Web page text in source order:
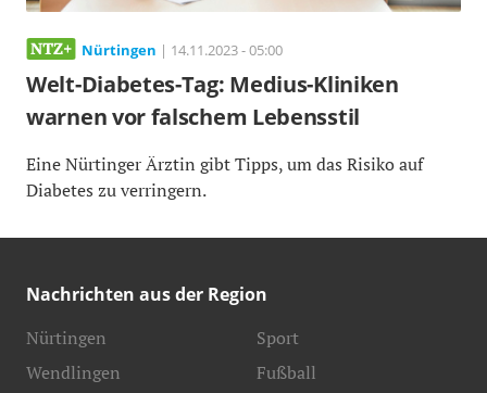
Nürtingen | 14.11.2023 - 05:00
Welt-Diabetes-Tag: Medius-Kliniken
warnen vor falschem Lebensstil
Eine Nürtinger Ärztin gibt Tipps, um das Risiko auf
Diabetes zu verringern.
Nachrichten aus der Region
Nürtingen
Wendlingen
Sport
Fußball